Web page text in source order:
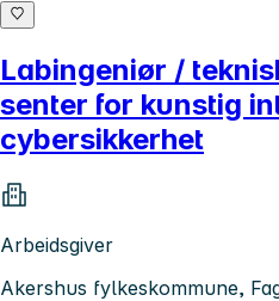
Labingeniør /
senter for kunstig
cybersikkerhet
Arbeidsgiver
Akershus fylkeskommune,